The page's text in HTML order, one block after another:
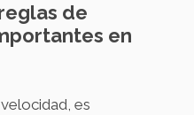
de
en
es